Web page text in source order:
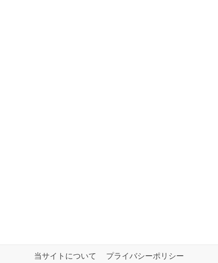
当サイトについて プライバシーポリシー